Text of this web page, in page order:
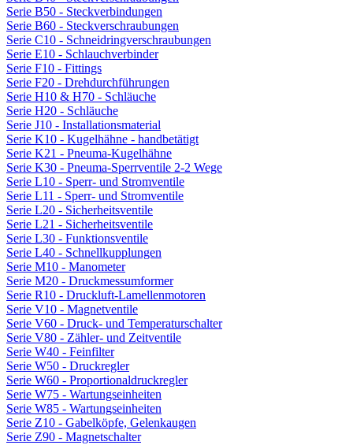
Serie B50 - Steckverbindungen
Serie B60 - Steckverschraubungen
Serie C10 - Schneidringverschraubungen
Serie E10 - Schlauchverbinder
Serie F10 - Fittings
Serie F20 - Drehdurchführungen
Serie H10 & H70 - Schläuche
Serie H20 - Schläuche
Serie J10 - Installationsmaterial
Serie K10 - Kugelhähne - handbetätigt
Serie K21 - Pneuma-Kugelhähne
Serie K30 - Pneuma-Sperrventile 2-2 Wege
Serie L10 - Sperr- und Stromventile
Serie L11 - Sperr- und Stromventile
Serie L20 - Sicherheitsventile
Serie L21 - Sicherheitsventile
Serie L30 - Funktionsventile
Serie L40 - Schnellkupplungen
Serie M10 - Manometer
Serie M20 - Druckmessumformer
Serie R10 - Druckluft-Lamellenmotoren
Serie V10 - Magnetventile
Serie V60 - Druck- und Temperaturschalter
Serie V80 - Zähler- und Zeitventile
Serie W40 - Feinfilter
Serie W50 - Druckregler
Serie W60 - Proportionaldruckregler
Serie W75 - Wartungseinheiten
Serie W85 - Wartungseinheiten
Serie Z10 - Gabelköpfe, Gelenkaugen
Serie Z90 - Magnetschalter